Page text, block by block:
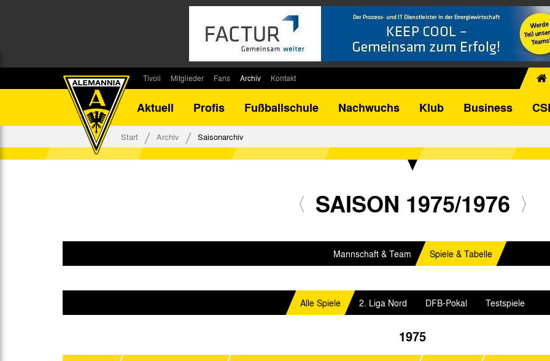
Tivoli
Stadionsprecher
Stadiongaststätte Klömpchensklub
Mitglieder
Kontakt
Fans
Fanbeirat
Fan-Klubs
Archiv
Bilanz DFB-Pokal
Kontakt
Aktuell
Profis Fußballschule Nachwuchs Klub Business
Start Archiv Saisonarchiv
SAISON 1975/1976
Mannschaft & Team Spiele & Tabelle
Alle Spiele 2. Liga Nord DFB-Pokal Testspiele
1975